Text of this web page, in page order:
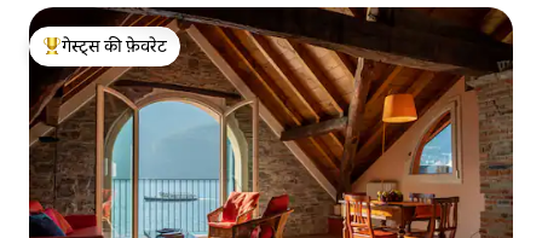
गेस्ट्स का टॉप फ़ेवरेट
गेस्ट्स की फ़ेवरेट